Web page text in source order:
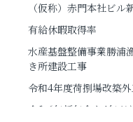
（仮称）赤門本社ビル
有給休暇取得率
水産基盤整備事業勝浦
き所建設工事
令和4年度荷捌場改築
令和6年新年会を4年ぶ